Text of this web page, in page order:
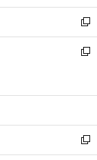
開
く
ウ
で
開
く
ン
ド
ウ
で
ウ
ィ
ン
ド
開
新
し
い
ン
ウ
で
開
新
ウ
ン
ド
ウ
新
し